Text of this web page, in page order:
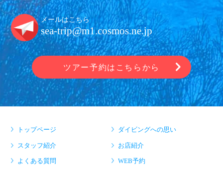
メールはこちら
sea-trip@m1.cosmos.ne.jp
ツアー予約はこちらから
トップページ ダイビングへの思い
スタッフ紹介 お店紹介
よくある質問 WEB予約